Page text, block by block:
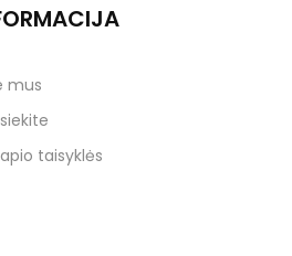
mus
taisyklės